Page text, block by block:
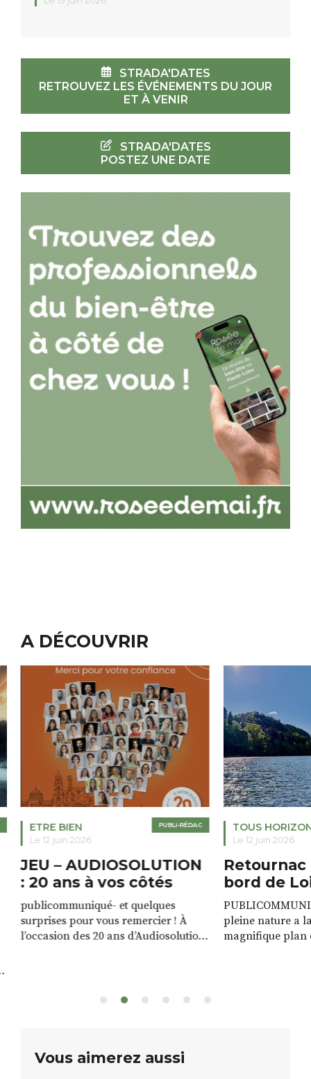
STRADA'DATES
RETROUVEZ LES ÉVÉNEMENTS DU JOUR
ET À VENIR
STRADA'DATES
POSTEZ UNE DATE
A DÉCOUVRIR
PUBLI-RÉDAC
ETRE BIEN
Le 12 juin 2026
JEU – AUDIOSOLUTION
: 20 ans à vos côtés
publicommuniqué- et quelques
surprises pour vous remercier ! À
l’occasion des 20 ans d’Audiosolution,
sont à gagner, sélectionnés auprès
12h à […]
TOUS
Le 12 juin 2026
Retournac
bord de
pleine nature a
magnifique plan
Vous aimerez aussi